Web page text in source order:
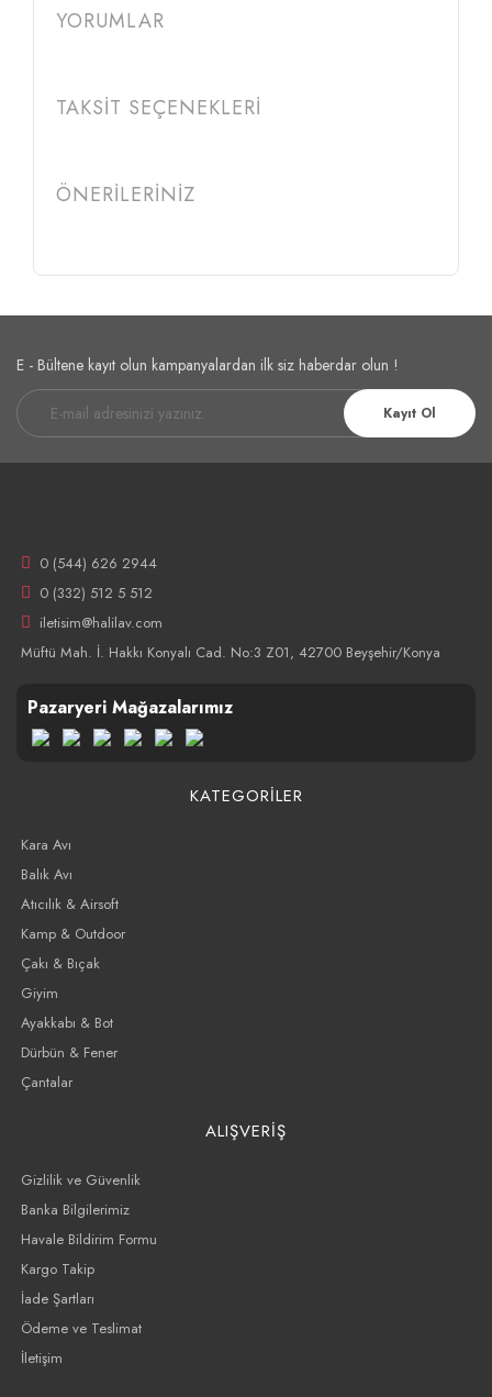
YORUMLAR
TAKSİT SEÇENEKLERİ
ÖNERİLERİNİZ
E - Bültene kayıt olun kampanyalardan ilk siz haberdar olun !
Kayıt Ol
0 (544) 626 2944
0 (332) 512 5 512
iletisim@halilav.com
Müftü Mah. İ. Hakkı Konyalı Cad. No:3 Z01, 42700 Beyşehir/Konya
Pazaryeri Mağazalarımız
KATEGORİLER
Kara Avı
Balık Avı
Atıcılık & Airsoft
Kamp & Outdoor
Çakı & Bıçak
Giyim
Ayakkabı & Bot
Dürbün & Fener
Çantalar
ALIŞVERİŞ
Gizlilik ve Güvenlik
Banka Bilgilerimiz
Havale Bildirim Formu
Kargo Takip
İade Şartları
Ödeme ve Teslimat
İletişim